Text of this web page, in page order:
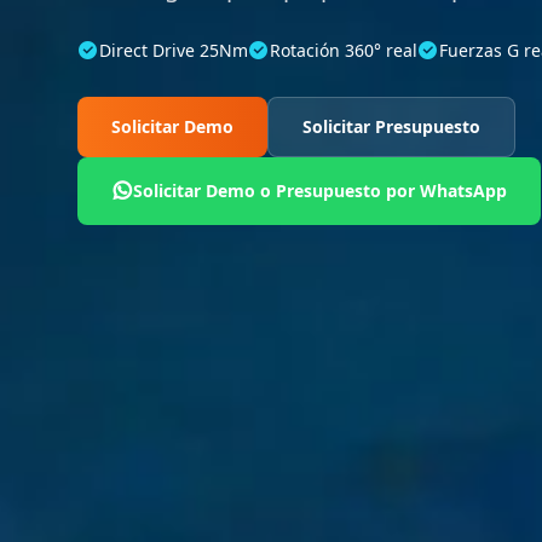
Direct Drive 25Nm Rotación 360° real Fuerzas G
Solicitar Demo Solicitar Presupuesto
Solicitar Demo o Presupuesto por WhatsApp